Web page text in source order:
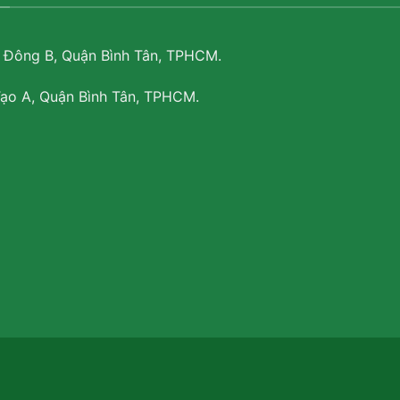
B, Quận Bình Tân, TPHCM.
A, Quận Bình Tân, TPHCM.